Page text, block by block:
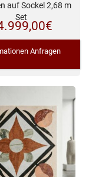
auf Sockel 2,68 m
Set
€
Anfragen